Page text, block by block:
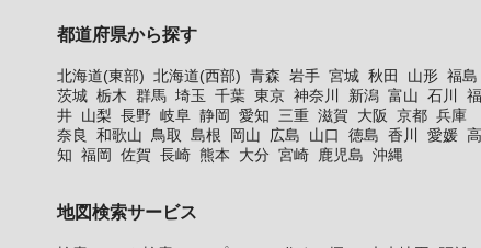
都道府県から探す
北海道(東部) 北海道(西部) 青森 岩手 宮城 秋田 山形 福島
茨城 栃木 群馬 埼玉 千葉 東京 神奈川 新潟 富山 石川
福
井 山梨 長野 岐阜 静岡 愛知 三重 滋賀 大阪 京都 兵庫
奈良
和歌山 鳥取 島根 岡山 広島 山口 徳島 香川 愛媛 高
知 福岡 佐賀 長崎 熊本 大分 宮崎 鹿児島 沖縄
地図検索サービス